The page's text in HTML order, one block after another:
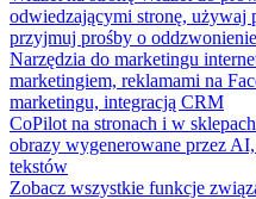
odwiedzającymi stronę,
przyjmuj prośby o oddzwonienie
Narzędzia do marketingu
marketingiem, reklamami na
marketingu, integracją CRM
CoPilot na stronach i w sklepach
obrazy wygenerowane przez AI,
tekstów
Zobacz wszystkie funkcje